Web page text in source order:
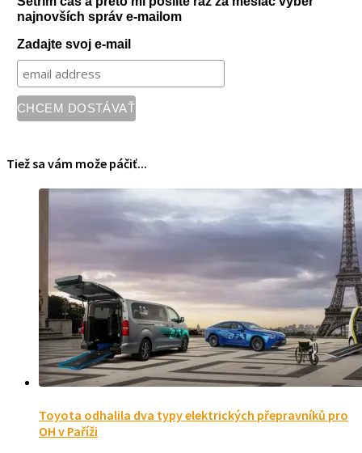
najnovších správ e-mailom
Zadajte svoj e-mail
Tiež sa vám može páčiť...
Toyota odhalila dva typy elektrických přepravníků pro
OH v Paříži